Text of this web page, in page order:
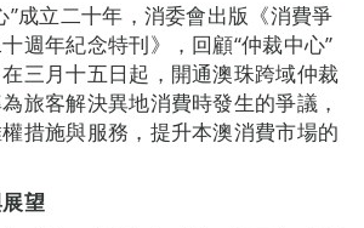
”成立二十年，消委會出版《消費爭
週年紀念特刊》，回顧“仲裁中心”
三月十五日起，開通澳珠跨域仲裁
旅客解決異地消費時發生的爭議，
措施與服務，提升本澳消費市場的
望